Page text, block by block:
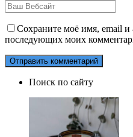
Сохраните моё имя, email и
последующих моих
Поиск по сайту